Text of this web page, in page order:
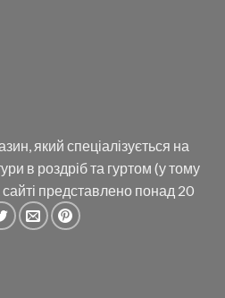
який спеціалізується на
в роздріб та гуртом (у тому
представлено понад 20